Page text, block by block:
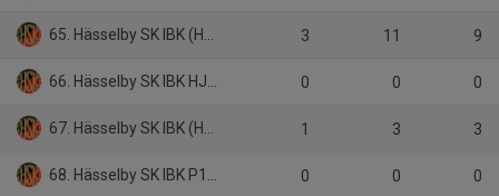
65. Hässelby SK IBK (H1) 3 11 9
66. Hässelby SK IBK HJ Div 2 0 0 0
67. Hässelby SK IBK (HJ) 1 3 3
68. Hässelby SK IBK P14 Svart 0 0 0